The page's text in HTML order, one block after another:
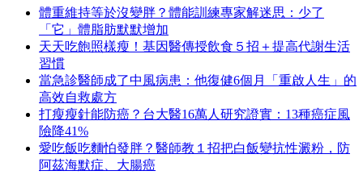
體重維持等於沒變胖？體能訓練專家解迷思：少了
「它」體脂肪默默增加
天天吃飽照樣瘦！基因醫傳授飲食５招＋提高代謝生活
習慣
當急診醫師成了中風病患：他復健6個月「重啟人生」的
高效自救處方
打瘦瘦針能防癌？台大醫16萬人研究證實：13種癌症風
險降41%
愛吃飯吃麵怕發胖？醫師教１招把白飯變抗性澱粉，防
阿茲海默症、大腸癌